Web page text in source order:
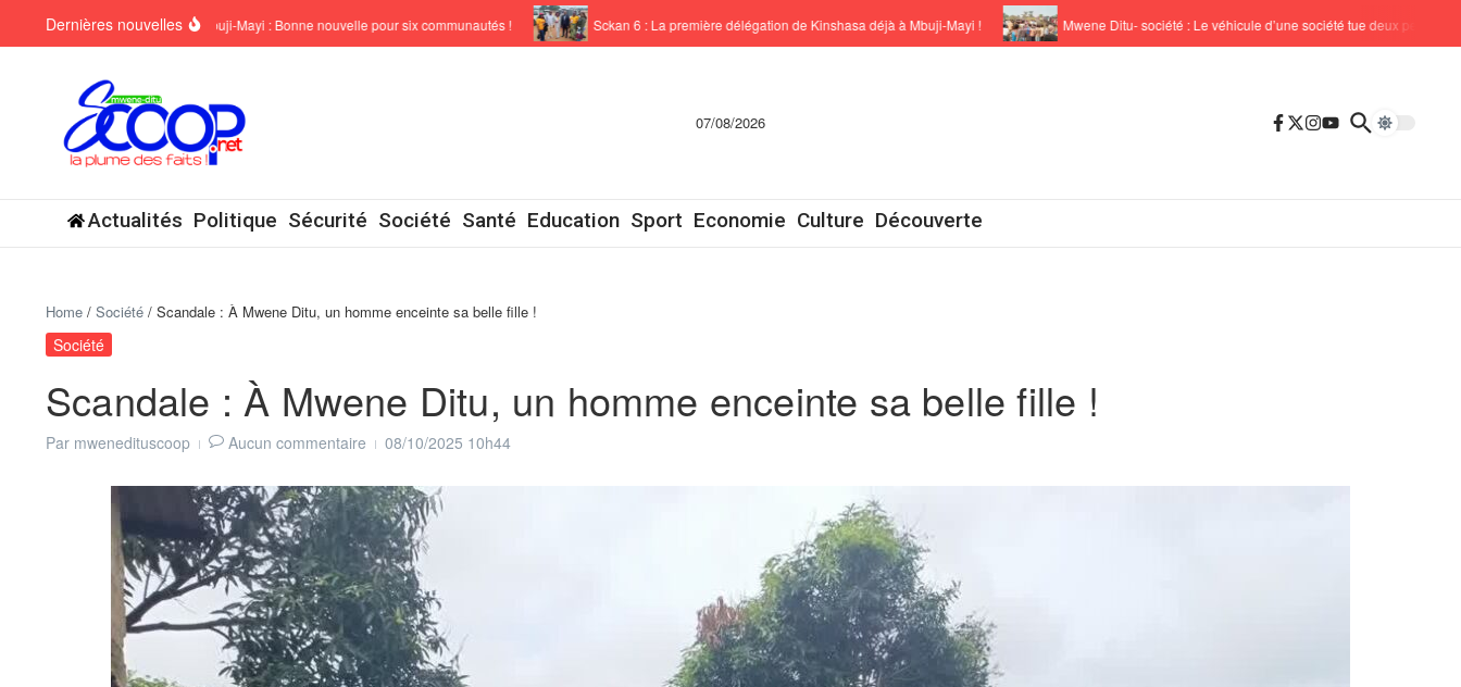
Dernières nouvelles
SCKAN6 Mbuji-Mayi : Bonne nouvelle pour six communautés ! Sckan 6 : ‎La première délégation de Kinshasa déjà à Mbuji-Mayi ! Mwene Ditu- société : Le véhicule d’une société tue deux personnes !
07/08/2026
Actualités Politique Sécurité Société Santé Education Sport Economie Culture Découverte
Home / Société / Scandale : À Mwene Ditu, un homme enceinte sa belle fille !
Société
Scandale : À Mwene Ditu, un homme enceinte sa belle fille !
Par mwenedituscoop Aucun commentaire 08/10/2025 10h44